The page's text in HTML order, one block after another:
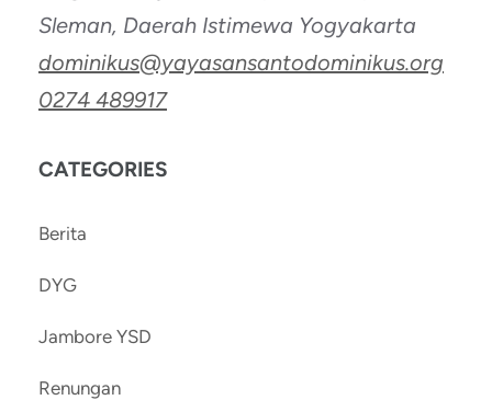
Sleman, Daerah Istimewa Yogyakarta
dominikus@yayasansantodominikus.org
0274 489917
CATEGORIES
Berita
DYG
Jambore YSD
Renungan